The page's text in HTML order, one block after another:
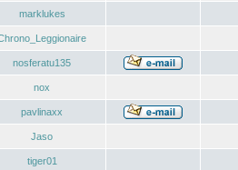
marklukes
nosferatu135
nox
pavlinaxx
Jaso
tiger01